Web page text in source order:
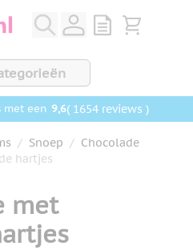
View quote,
Bekijk
met een 9,6( 1654 reviews )
/ Snoep / Chocolade
hartjes
met